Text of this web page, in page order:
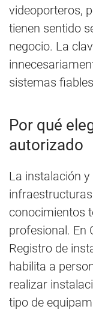
videoporteros,
tienen sentido
negocio. La
sistemas
Por qué
autorizado
La instalación
conocimientos
profesional. En
Registro de
habilita a
realizar
tipo de